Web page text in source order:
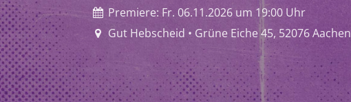
Premiere: Fr. 06.11.2026 um 19:00 Uhr
Gut Hebscheid • Grüne Eiche 45, 52076 Aachen